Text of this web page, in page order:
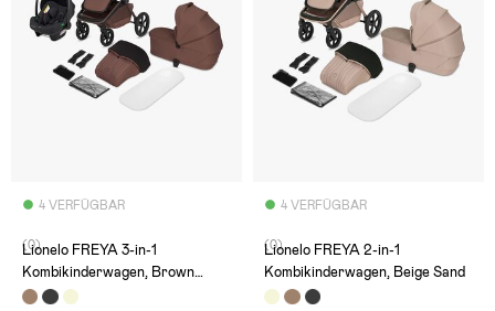
4 VERFÜGBAR
(0)
Lionelo FREYA 3-in-1
Kombikinderwagen, Brown
Chocolate
4 VERFÜGBAR
(0)
Lionelo FREYA 2-in-1
Kombikinderwagen, Beige Sand